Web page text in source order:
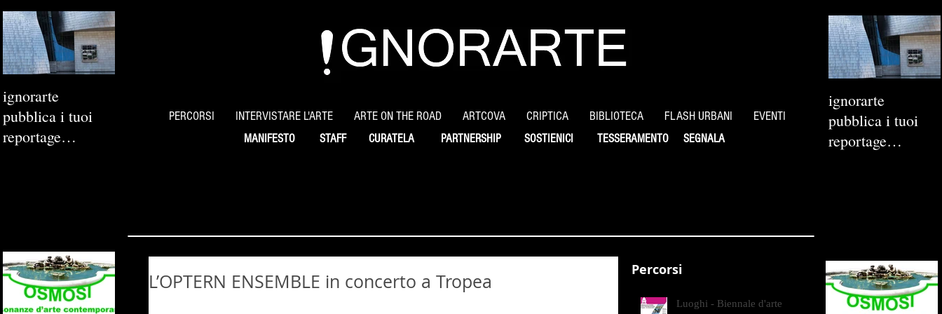
ignorarte
pubblica i tuoi
reportage
PERCORSI INTERVISTARE L'ARTE ARTE ON THE ROAD ARTCOVA CRIPTICA BIBLIOTECA FLASH URBANI EVENTI
MANIFESTO STAFF CURATELA PARTNERSHIP SOSTIENICI SEGNALA
TESSERAMENTO
ignorarte
pubblica i tuoi
reportage
L’OPTERN ENSEMBLE in concerto a Tropea
Percorsi
Luoghi - Biennale d'arte